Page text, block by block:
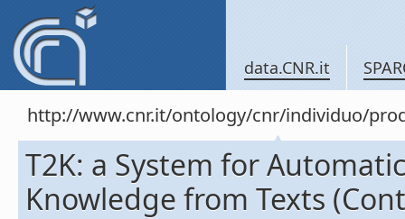
data.CNR.it
http://www.cnr.it/ontology/cnr/individuo/
T2K: a System for
Knowledge from Texts